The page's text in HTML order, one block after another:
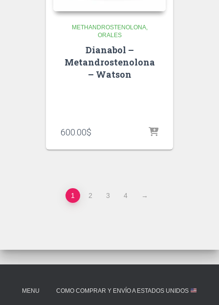
METHANDROSTENOLONA
ORALES
Dianabol –
Metandrostenolona
– Watson
600.00$
1 2 3 4 →
MENU COMO COMPRAR Y ENVÍO A ESTADOS UNIDOS